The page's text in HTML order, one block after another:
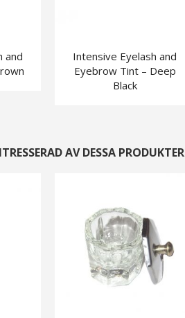
and
Intensive Eyelash and
Eyebrow Tint – Deep
Black
AV DESSA PRODUKTER